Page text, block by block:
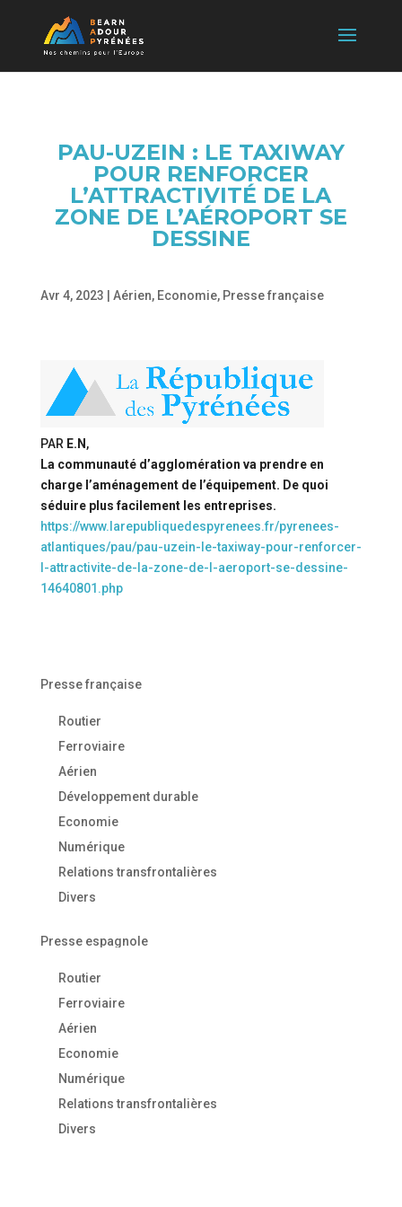
PAU-UZEIN : LE TAXIWAY
POUR RENFORCER
L’ATTRACTIVITÉ DE LA
ZONE DE L’AÉROPORT SE
DESSINE
Avr 4, 2023 Aérien, Economie, Presse française
PAR E.N ,
La communauté d’agglomération va prendre en
charge l’aménagement de l’équipement. De quoi
séduire plus facilement les entreprises.
https://www.larepubliquedespyrenees.fr/pyrenees-
atlantiques/pau/pau-uzein-le-taxiway-pour-renforcer-
l-attractivite-de-la-zone-de-l-aeroport-se-dessine-
14640801.php
Presse française
Routier
Ferroviaire
Aérien
Développement durable
Economie
Numérique
Relations transfrontalières
Divers
Presse espagnole
Routier
Ferroviaire
Aérien
Economie
Numérique
Relations transfrontalières
Divers